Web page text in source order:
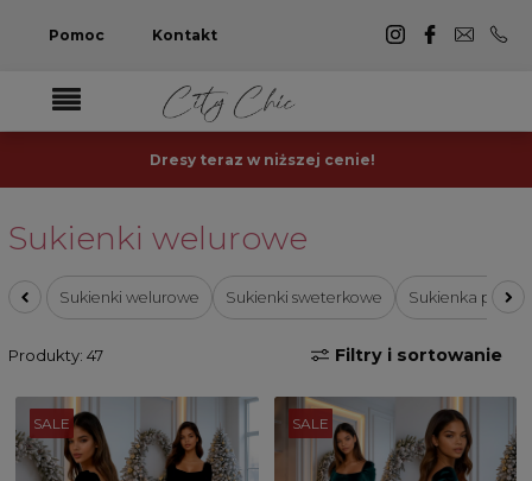
Pomoc Kontakt
Dresy teraz w niższej cenie!
Sukienki welurowe
Sukienki welurowe Sukienki sweterkowe Sukienka
Produkty: 47 Filtry i sortowanie
SALE SALE